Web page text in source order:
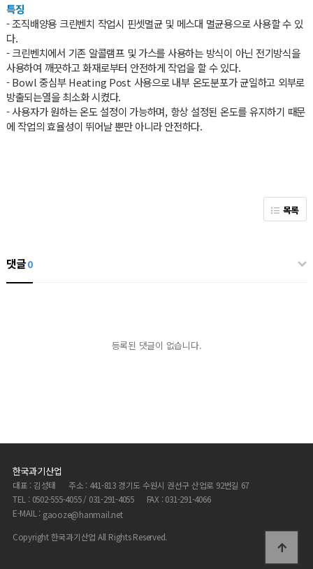
특징
- 조직배양용 크린벤치 작업시 핀셋멸균 및 메스대 멸균용으로 사용할 수 있
다.
- 크린벤치에서 기존 알콜램프 및 가스를 사용하는 방식이 아닌 전기방식을
사용하여 깨끗하고 화재로부터 안전하게 작업을 할 수 있다.
- Bowl 중심부 Heating Post 사용으로 내부 온도분포가 균일하고 외부로
방출되는열을 최소화 시켰다.
- 사용자가 원하는 온도 설정이 가능하며, 항상 설정된 온도를 유지하기 때문
에 작업의 효율성이 뛰어날 뿐만 아니라 안전하다.
목록
댓글0
등록된 댓글이 없습니다.
한국과기산업
대표 : 김성태
주소 : 441-813 경기도 수원시 권선구 산업로 92번길 67
TEL : 0502-555-4055 / 031-291-4055
FAX : 031-291-4066
E-MAIL : gaooze@hanmail.net
Copyright 한국과기산업 All Rights Reserved.